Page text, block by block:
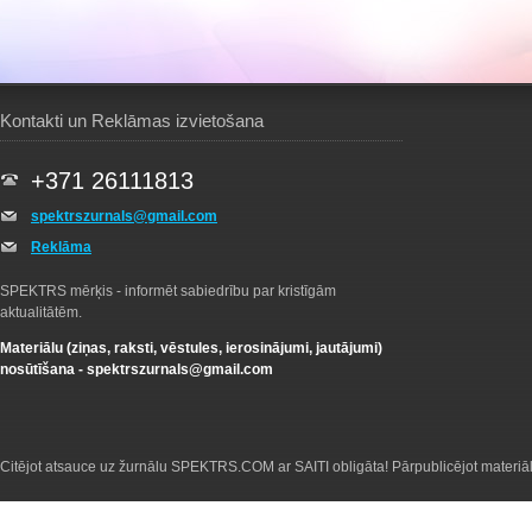
Kontakti un Reklāmas izvietošana
+371 26111813
spektrszurnals@gmail.com
Reklāma
SPEKTRS mērķis - informēt sabiedrību par kristīgām
aktualitātēm.
Materiālu (ziņas, raksti, vēstules, ierosinājumi, jautājumi)
nosūtīšana - spektrszurnals@gmail.com
Citējot atsauce uz žurnālu SPEKTRS.COM ar SAITI obligāta! Pārpublicējot